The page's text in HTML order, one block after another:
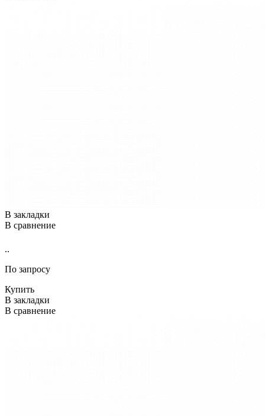
В закладки
В сравнение
..
По запросу
Купить
В закладки
В сравнение